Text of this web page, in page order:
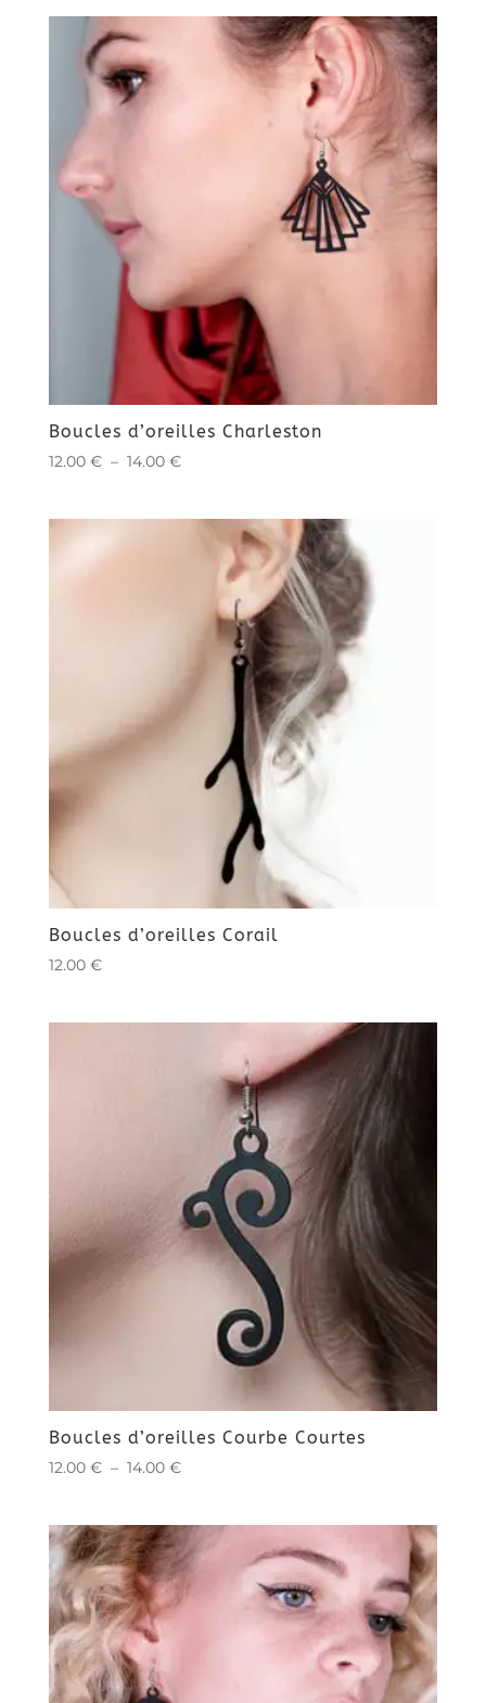
12.00 €
Boucles d’oreilles Charleston
12.00 € – 14.00 €Plage
12.00 €
14.00 €
Boucles d’oreilles Corail
12.00 €
Boucles d’oreilles Courbe Courtes
12.00 € – 14.00 €Plage
à
14.00 €